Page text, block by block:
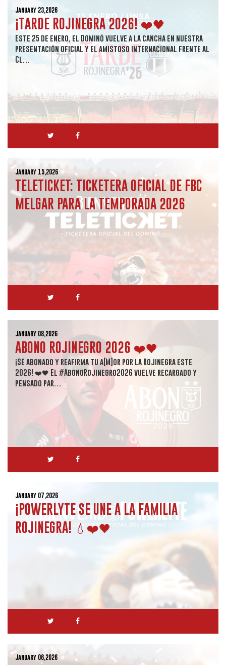
January 23,2026
¡TARDE ROJINEGRA 2026! ❤️🖤
Este 25 de enero, el Dominó vuelve a la cancha en nuestra
presentación oficial y el amistoso internacional frente al
Cl…
January 15,2026
TELETICKET: TICKETERA OFICIAL DE FBC
MELGAR PARA LA TEMPORADA 2026
January 08,2026
ABONO ROJINEGRO 2026 ❤️🖤
¡Sé abonado y reafirma tu a[M]or por la Rojinegra este
2026! ❤️🖤 El #AbonoRojinegro2026 vuelve recargado y
pensado par…
January 07,2026
¡POWERLYTE SE UNE A LA FAMILIA
ROJINEGRA! 💧❤️🖤
January 06,2026